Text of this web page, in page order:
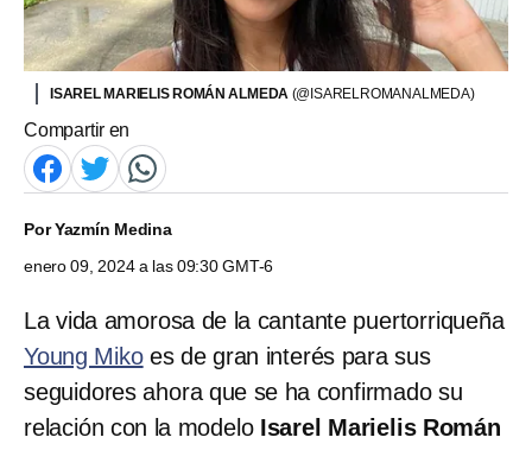
ISAREL MARIELIS ROMÁN ALMEDA (@ISARELROMANALMEDA)
Compartir en
PorYazmín Medina
enero 09, 2024 a las 09:30 GMT-6
La vida amorosa de la cantante puertorriqueña
Young Mikoes de gran interés para sus
seguidores ahora que se ha confirmado su
relación con la modelo Isarel Marielis Román